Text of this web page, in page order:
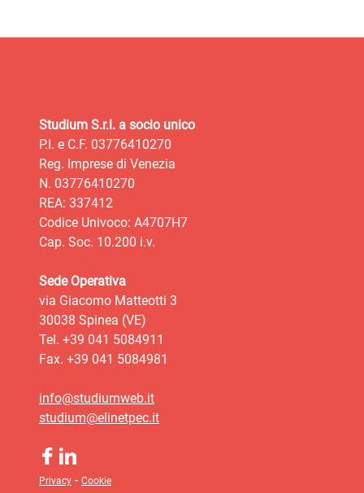
Studium S.r.l. a socio unico
P.I. e C.F. 03776410270
Reg. Imprese di Venezia
N. 03776410270
REA: 337412
Codice Univoco: A4707H7
Cap. Soc. 10.200 i.v.
Sede Operativa
via Giacomo Matteotti 3
30038 Spinea (VE)
Tel. +39 041 5084911
Fax. +39 041 5084981
info@studiumweb.it
studium@elinetpec.it
Privacy - Cookie